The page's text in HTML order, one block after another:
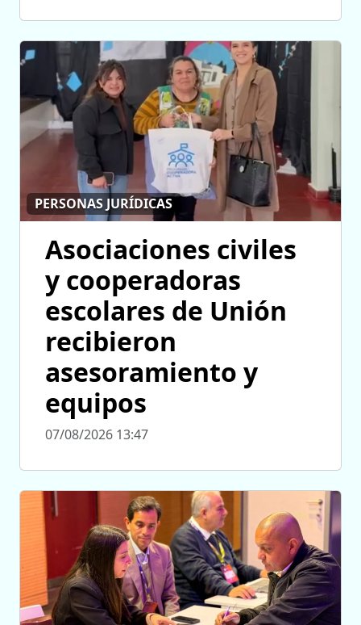
PERSONAS JURÍDICAS
Asociaciones civiles
y cooperadoras
escolares de Unión
recibieron
asesoramiento y
equipos
07/08/2026 13:47